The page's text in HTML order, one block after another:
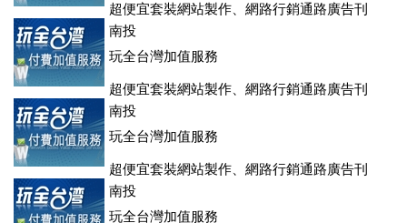
超便宜套裝網站製作、網路行銷通路廣告刊
登、訂房系統、客房委託旅行社銷售，全面優惠中....
南投
玩全台灣加值服務
超便宜套裝網站製作、網路行銷通路廣告刊
登、訂房系統、客房委託旅行社銷售，全面優惠中....
南投
玩全台灣加值服務
超便宜套裝網站製作、網路行銷通路廣告刊
登、訂房系統、客房委託旅行社銷售，全面優惠中....
南投
玩全台灣加值服務